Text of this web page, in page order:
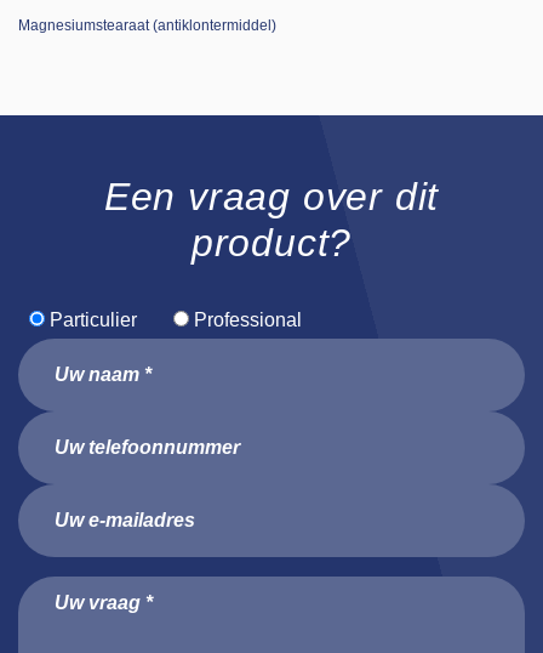
Magnesiumstearaat (antiklontermiddel)
Een vraag over dit
product?
Particulier Professional